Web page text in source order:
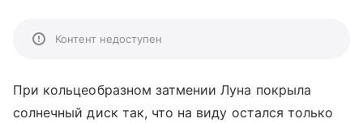
Контент недоступен
При кольцеобразном затмении Луна покрыла
солнечный диск так, что на виду остался только